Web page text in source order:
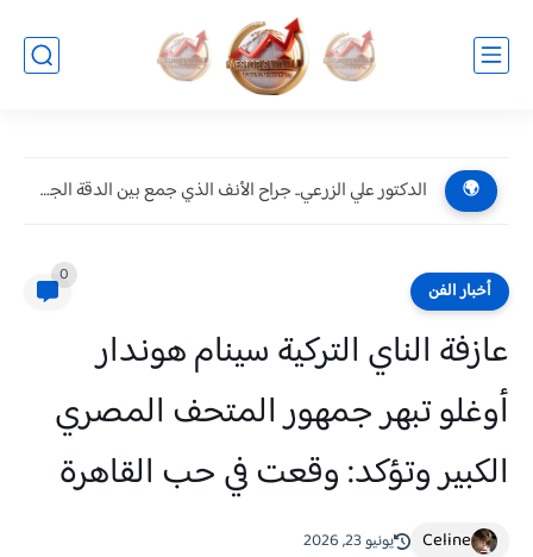
🌍 الدكتور علي الزرعي.. جراح الأنف الذي جمع بين الدقة الجراحية...
أخبار الفن
0
عازفة الناي التركية سينام هوندار
أوغلو تبهر جمهور المتحف المصري
الكبير وتؤكد: وقعت في حب القاهرة
Celine يونيو 23, 2026